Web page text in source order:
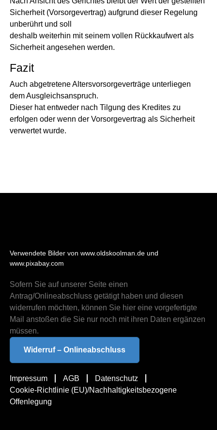
Sicherheit (Vorsorgevertrag) aufgrund dieser Regelung
unberührt und soll
deshalb weiterhin mit seinem vollen Rückkaufwert als
Sicherheit angesehen werden.
Fazit
Auch abgetretene Altersvorsorgeverträge unterliegen
dem Ausgleichsanspruch.
Dieser hat entweder nach Tilgung des Kredites zu
erfolgen oder wenn der Vorsorgevertrag als Sicherheit
verwertet wurde.
Verwendete Bilder von www.oldskoolman.de und
www.pixabay.com
Sofern Sie auf unserer Seite einen
Antrag/Onlineabschluss getätigt haben und diesen
widerrufen möchten, können Sie hier eine vorgefertigte
Mail anstoßen die Sie nur noch mit ihren Daten ergänzen
müssen.
Widerruf – Onlineabschluss
Impressum AGB
Datenschutz
Cookie-Richtlinie (EU)/Nachhaltigkeitsbezogene
Offenlegung